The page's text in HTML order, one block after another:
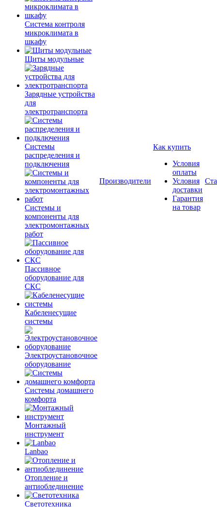
Система контроля
микроклимата в
шкафу
Щиты модульные
Зарядные устройства
для
электротранспорта
Системы
распределения и
подключения
Системы и
компоненты для
электромонтажных
работ
Пассивное
оборудование для
СКС
Кабеленесущие
системы
Электроустановочное
оборудование
Системы домашнего
комфорта
Монтажный
инструмент
Lanbao
Отопление и
антиоблединение
Светотехника
Производители
Как купить
Условия
оплаты
Условия
доставки
Гарантия
на товар